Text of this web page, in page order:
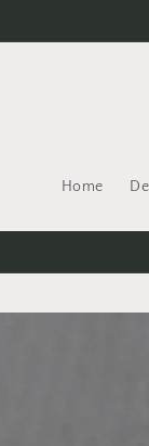
Home